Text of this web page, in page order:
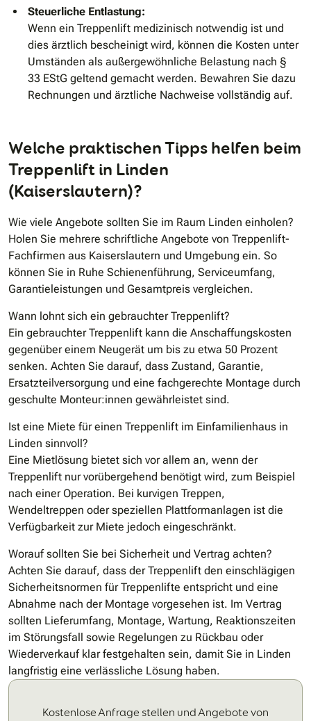
Steuerliche Entlastung:
Wenn ein Treppenlift medizinisch notwendig ist und
dies ärztlich bescheinigt wird, können die Kosten unter
Umständen als außergewöhnliche Belastung nach §
33 EStG geltend gemacht werden. Bewahren Sie dazu
Rechnungen und ärztliche Nachweise vollständig auf.
Welche praktischen Tipps helfen beim
Treppenlift in Linden
(Kaiserslautern)?
Wie viele Angebote sollten Sie im Raum Linden einholen?
Holen Sie mehrere schriftliche Angebote von Treppenlift-
Fachfirmen aus Kaiserslautern und Umgebung ein. So
können Sie in Ruhe Schienenführung, Serviceumfang,
Garantieleistungen und Gesamtpreis vergleichen.
Wann lohnt sich ein gebrauchter Treppenlift?
Ein gebrauchter Treppenlift kann die Anschaffungskosten
gegenüber einem Neugerät um bis zu etwa 50 Prozent
senken. Achten Sie darauf, dass Zustand, Garantie,
Ersatzteilversorgung und eine fachgerechte Montage durch
geschulte Monteur:innen gewährleistet sind.
Ist eine Miete für einen Treppenlift im Einfamilienhaus in
Linden sinnvoll?
Eine Mietlösung bietet sich vor allem an, wenn der
Treppenlift nur vorübergehend benötigt wird, zum Beispiel
nach einer Operation. Bei kurvigen Treppen,
Wendeltreppen oder speziellen Plattformanlagen ist die
Verfügbarkeit zur Miete jedoch eingeschränkt.
Worauf sollten Sie bei Sicherheit und Vertrag achten?
Achten Sie darauf, dass der Treppenlift den einschlägigen
Sicherheitsnormen für Treppenlifte entspricht und eine
Abnahme nach der Montage vorgesehen ist. Im Vertrag
sollten Lieferumfang, Montage, Wartung, Reaktionszeiten
im Störungsfall sowie Regelungen zu Rückbau oder
Wiederverkauf klar festgehalten sein, damit Sie in Linden
langfristig eine verlässliche Lösung haben.
Kostenlose Anfrage stellen und Angebote von